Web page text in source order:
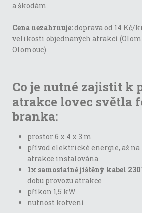
a škodám
Cena nezahrnuje:doprava od 14 Kč/
velikosti objednaných atrakcí
Olomouc)
Co je nutné zajistit k
atrakce lovec světla
branka:
prostor 6 x 4 x 3 m
přívod elektrické energie, až na
atrakce instalována
1x samostatně jištěný kabel
dobu provozu atrakce
příkon 1,5 kW
nutnost kotvení